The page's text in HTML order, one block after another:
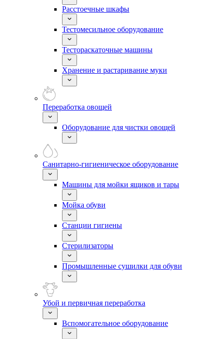
Расстоечные шкафы
Тестомесильное оборудование
Тестораскаточные машины
Хранение и растаривание муки
Переработка овощей
Оборудование для чистки овощей
Санитарно-гигиеническое оборудование
Машины для мойки ящиков и тары
Мойка обуви
Станции гигиены
Стерилизаторы
Промышленные сушилки для обуви
Убой и первичная переработка
Вспомогательное оборудование